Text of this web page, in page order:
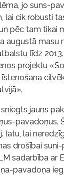
jo suns-
lai cik robusti
pēc tam tikai
augustā masu
līdz
projektu
jauns
pavadoņus.
latu, lai
drošībai suni-
sadarbība ar
pavadoņa